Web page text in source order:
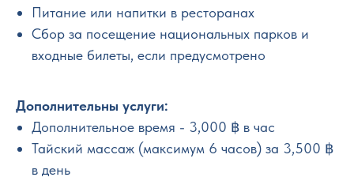
Питание или напитки в ресторанах
Сбор за посещение национальных парков и
входные билеты, если предусмотрено
Дополнительны услуги:
Дополнительное время - 3,000 ฿ в час
Тайский массаж (максимум 6 часов) за 3,500 ฿
в день